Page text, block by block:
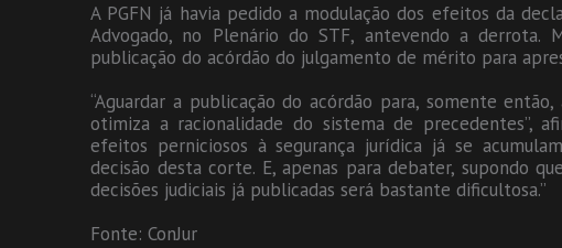
A PGFN já havia pedido a modulação dos efeitos da
Advogado, no Plenário do STF, antevendo a derrota.
publicação do acórdão do julgamento de mérito para
“Aguardar a publicação do acórdão para, somente
otimiza a racionalidade do sistema de precedentes”,
efeitos perniciosos à segurança jurídica já se
decisão desta corte. E, apenas para debater, supondo
decisões judiciais já publicadas será bastante dificultosa.”
Fonte: ConJur